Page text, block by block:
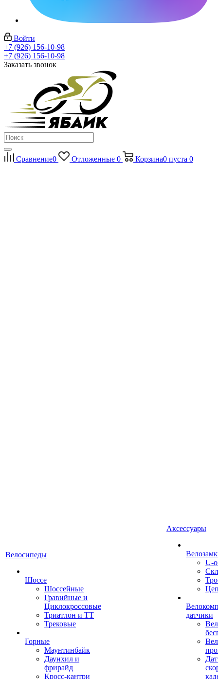
Войти
+7 (926) 156-10-98
+7 (926) 156-10-98
Заказать звонок
Сравнение0 Отложенные 0 Корзина0 пуста 0
Велосипеды
Шоссе
Шоссейные
Гравийные и
Циклокроссовые
Триатлон и ТТ
Трековые
Горные
Маунтинбайк
Даунхил и
фрирайд
Кросс-кантри
Аксессуары
U-
датчики